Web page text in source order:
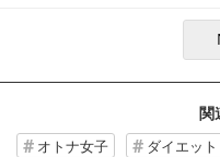
関
オトナ女子 ダイエット